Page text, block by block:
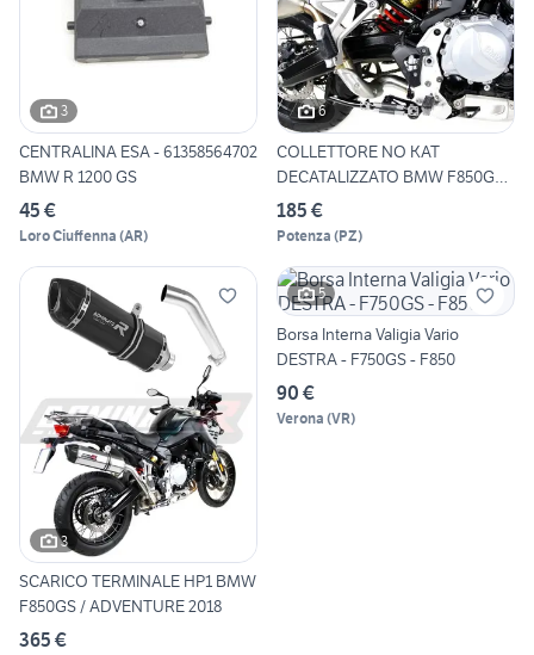
3
CENTRALINA ESA - 61358564702
BMW R 1200 GS
45 €
Loro Ciuffenna (AR)
6
COLLETTORE NO KAT
DECATALIZZATO BMW F850GS /
ADVEN
185 €
Potenza (PZ)
3
SCARICO TERMINALE HP1 BMW
F850GS / ADVENTURE 2018
365 €
5
Borsa Interna Valigia Vario
DESTRA - F750GS - F850
90 €
Verona (VR)